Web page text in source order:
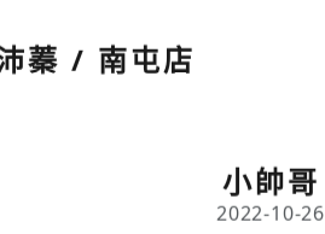
蓁 / 南屯店
小帥哥
2022-10-26